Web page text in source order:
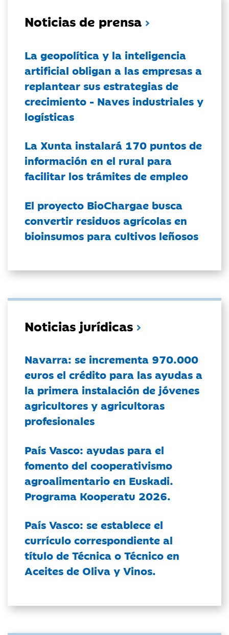
Noticias de prensa
La geopolítica y la inteligencia
artificial obligan a las empresas a
replantear sus estrategias de
crecimiento - Naves industriales y
logísticas
La Xunta instalará 170 puntos de
información en el rural para
facilitar los trámites de empleo
El proyecto BioChargae busca
convertir residuos agrícolas en
bioinsumos para cultivos leñosos
Noticias jurídicas
Navarra: se incrementa 970.000
euros el crédito para las ayudas a
la primera instalación de jóvenes
agricultores y agricultoras
profesionales
País Vasco: ayudas para el
fomento del cooperativismo
agroalimentario en Euskadi.
Programa Kooperatu 2026.
País Vasco: se establece el
currículo correspondiente al
título de Técnica o Técnico en
Aceites de Oliva y Vinos.